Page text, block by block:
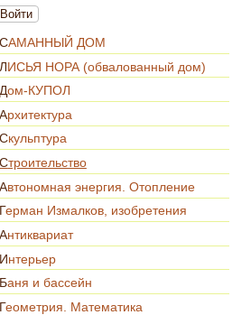
Войти
САМАННЫЙ ДОМ
ЛИСЬЯ НОРА (обвалованный дом)
Дом-КУПОЛ
Архитектура
Скульптура
Строительство
Автономная энергия. Отопление
Герман Измалков, изобретения
Антиквариат
Интерьер
Баня и бассейн
Геометрия. Математика